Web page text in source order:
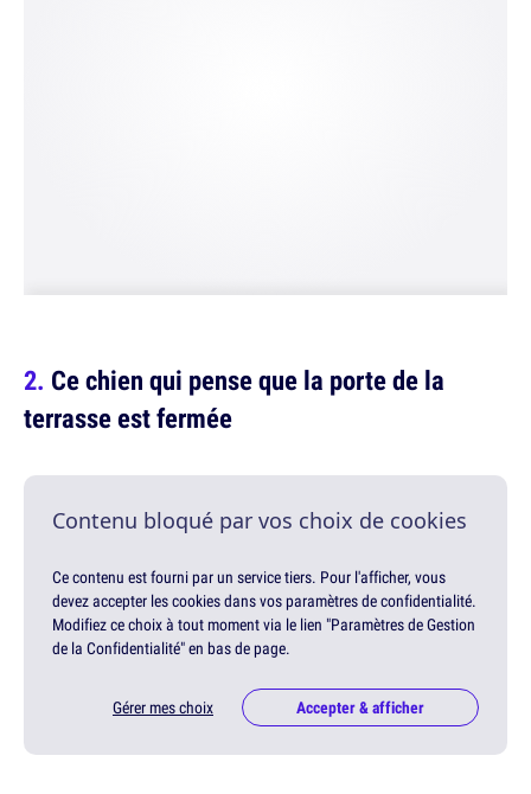
Ce chien qui pense que la porte de la
terrasse est fermée
Contenu bloqué par vos choix de cookies
Ce contenu est fourni par un service tiers. Pour l'afficher, vous
devez accepter les cookies dans vos paramètres de confidentialité.
Modifiez ce choix à tout moment via le lien "Paramètres de Gestion
de la Confidentialité" en bas de page.
Gérer mes choix Accepter & afficher